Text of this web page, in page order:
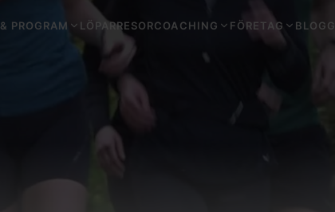
PROGRAM LÖPARRESORCOACHING FÖRETAG BLOGG